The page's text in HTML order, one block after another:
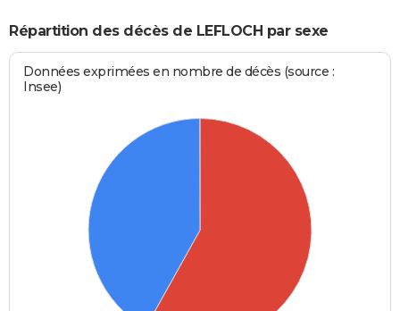
Répartition des décès de LEFLOCH par sexe
Données exprimées en nombre de décès (source :
Insee)